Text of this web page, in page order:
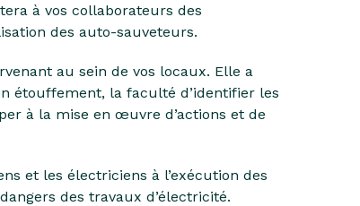
à vos collaborateurs des
des auto-sauveteurs.
au sein de vos locaux. Elle a
étouffement, la faculté d’identifier les
à la mise en œuvre d’actions et de
et les électriciens à l’exécution des
des travaux d’électricité.